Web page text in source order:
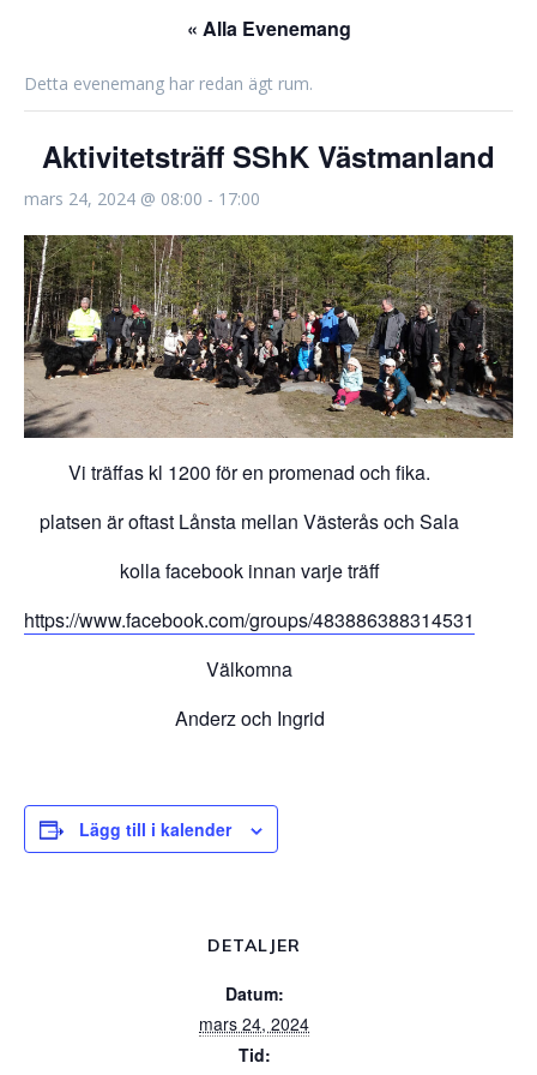
« Alla Evenemang
Detta evenemang har redan ägt rum.
Aktivitetsträff SShK Västmanland
mars 24, 2024 @ 08:00 - 17:00
Vi träffas kl 1200 för en promenad och fika.
platsen är oftast Lånsta mellan Västerås och Sala
kolla facebook innan varje träff
https://www.facebook.com/groups/483886388314531
Välkomna
Anderz och Ingrid
Lägg till i kalender
DETALJER
Datum:
mars 24, 2024
Tid: